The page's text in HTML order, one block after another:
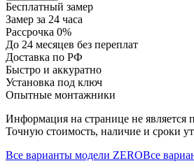
Бесплатный замер
Замер за 24 часа
Рассрочка 0%
До 24 месяцев без переплат
Доставка по РФ
Быстро и аккуратно
Установка под ключ
Опытные монтажники
Информация на странице не является
Точную стоимость, наличие и сроки
Все варианты модели ZEROВсе